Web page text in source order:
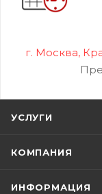
г. Москва,
УСЛУГИ
КОМПАНИЯ
ИНФОРМАЦИЯ